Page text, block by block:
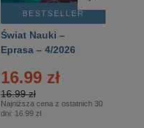
BESTSELLER
Świat Nauki –
Eprasa – 4/2026
16.99 zł
16.99 zł
Najniższa cena z ostatnich 30
dni: 16.99 zł